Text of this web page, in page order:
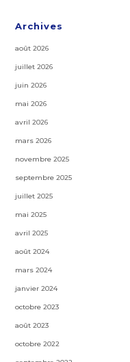
Archives
août 2026
juillet 2026
juin 2026
mai 2026
avril 2026
mars 2026
novembre 2025
septembre 2025
juillet 2025
mai 2025
avril 2025
août 2024
mars 2024
janvier 2024
octobre 2023
août 2023
octobre 2022